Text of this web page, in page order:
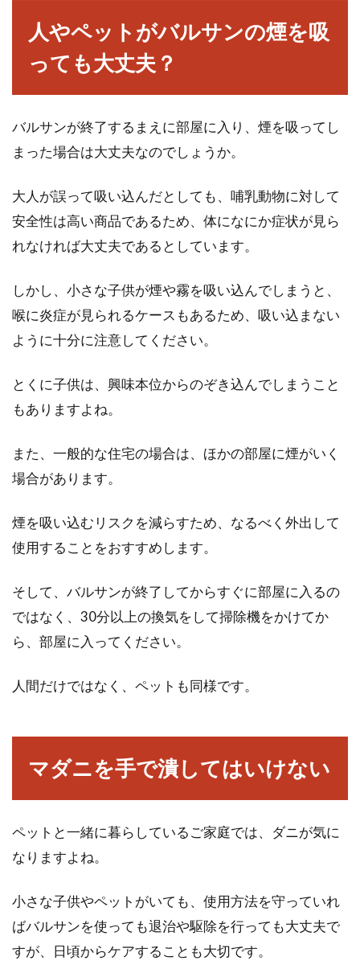
人やペットがバルサンの煙を吸
っても大丈夫？
バルサンが終了するまえに部屋に入り、煙を吸ってし
まった場合は大丈夫なのでしょうか。
大人が誤って吸い込んだとしても、哺乳動物に対して
安全性は高い商品であるため、体になにか症状が見ら
れなければ大丈夫であるとしています。
しかし、小さな子供が煙や霧を吸い込んでしまうと、
喉に炎症が見られるケースもあるため、吸い込まない
ように十分に注意してください。
とくに子供は、興味本位からのぞき込んでしまうこと
もありますよね。
また、一般的な住宅の場合は、ほかの部屋に煙がいく
場合があります。
煙を吸い込むリスクを減らすため、なるべく外出して
使用することをおすすめします。
そして、バルサンが終了してからすぐに部屋に入るの
ではなく、30分以上の換気をして掃除機をかけてか
ら、部屋に入ってください。
人間だけではなく、ペットも同様です。
マダニを手で潰してはいけない
ペットと一緒に暮らしているご家庭では、ダニが気に
なりますよね。
小さな子供やペットがいても、使用方法を守っていれ
ばバルサンを使っても退治や駆除を行っても大丈夫で
すが、日頃からケアすることも大切です。